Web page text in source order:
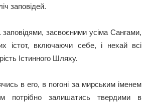
заповідей.
засвоєними усіма Сангами,
істот, включаючи себе, і нехай всі
Істинного Шляху.
в его, в погоні за мирським іменем
потрібно залишатись твердими в